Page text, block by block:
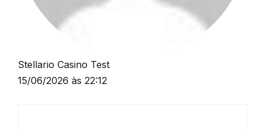
Stellario Casino Test
15/06/2026 às 22:12